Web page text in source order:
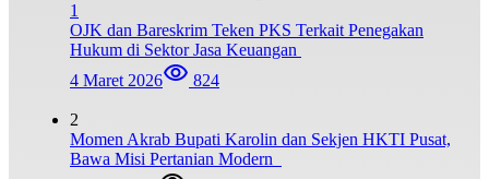
1
OJK dan Bareskrim Teken PKS Terkait Penegakan
Hukum di Sektor Jasa Keuangan
4 Maret 2026
824
2
Momen Akrab Bupati Karolin dan Sekjen HKTI Pusat,
Bawa Misi Pertanian Modern